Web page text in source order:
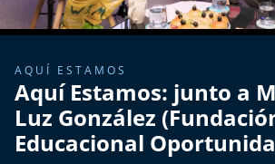
La Entrevista de Tomás Mosciatti
Entrevistas BioBioTV
Comentarios de Tomás Mosciatti
Más de Ti Podcast
AQUÍ ESTAMOS
Aquí Estamos: junto a
Luz González
Educacional